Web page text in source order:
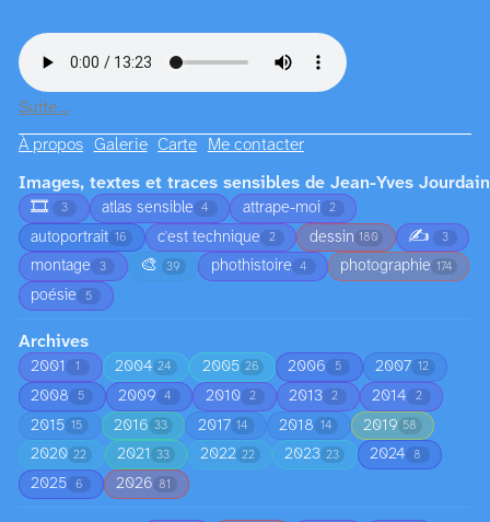
Suite…
À propos Galerie Carte Me contacter
Images, textes et traces sensibles de Jean-Yves Jourdain
🎞️
3 atlas sensible 4 attrape-moi 2
autoportrait 16 c'est technique 2 dessin 180 ✍️ 3
montage 3 🎨 39 phothistoire 4 photographie 174
poésie 5
Archives
2001 1 2004 24 2005 26 2006 5 2007 12
2008 5 2009 4 2010 2 2013 2 2014 2
2015 15 2016 33 2017 14 2018 14 2019 58
2020 22 2021 33 2022 22 2023 23 2024 8
2025 6 2026 81